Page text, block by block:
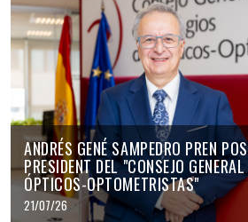
ANDRÉS GENÉ SAMPEDRO PREN
PRESIDENT DEL "CONSEJO
ÓPTICOS-OPTOMETRISTAS"
21/07/26